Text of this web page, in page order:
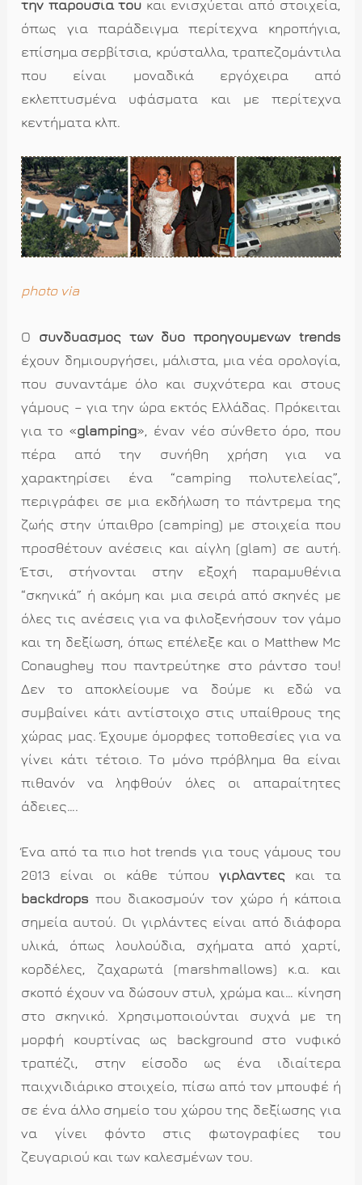
την παρουσία του και ενισχύεται από στοιχεία,
όπως για παράδειγμα περίτεχνα κηροπήγια,
επίσημα σερβίτσια, κρύσταλλα, τραπεζομάντιλα
που είναι μοναδικά εργόχειρα από
εκλεπτυσμένα υφάσματα και με περίτεχνα
κεντήματα κλπ.
photo via
Ο συνδυασμός των δύο προηγούμενων trends
έχουν δημιουργήσει, μάλιστα, μια νέα ορολογία,
που συναντάμε όλο και συχνότερα και στους
γάμους – για την ώρα εκτός Ελλάδας. Πρόκειται
για το «glamping», έναν νέο σύνθετο όρο, που
πέρα από την συνήθη χρήση για να
χαρακτηρίσει ένα “camping πολυτελείας”,
περιγράφει σε μια εκδήλωση το πάντρεμα της
ζωής στην ύπαιθρο (camping) με στοιχεία που
προσθέτουν ανέσεις και αίγλη (glam) σε αυτή.
Έτσι, στήνονται στην εξοχή παραμυθένια
“σκηνικά” ή ακόμη και μια σειρά από σκηνές με
όλες τις ανέσεις για να φιλοξενήσουν τον γάμο
και τη δεξίωση, όπως επέλεξε και ο Matthew Mc
Conaughey που παντρεύτηκε στο ράντσο του!
Δεν το αποκλείουμε να δούμε κι εδώ να
συμβαίνει κάτι αντίστοιχο στις υπαίθρους της
χώρας μας. Έχουμε όμορφες τοποθεσίες για να
γίνει κάτι τέτοιο. Το μόνο πρόβλημα θα είναι
πιθανόν να ληφθούν όλες οι απαραίτητες
άδειες….
Ένα από τα πιο hot trends για τους γάμους του
2013 είναι οι κάθε τύπου γιρλάντεςκαι τα
backdrops που διακοσμούν τον χώρο ή κάποια
σημεία αυτού. Οι γιρλάντες είναι από διάφορα
υλικά, όπως λουλούδια, σχήματα από χαρτί,
κορδέλες, ζαχαρωτά (marshmallows) κ.α. και
σκοπό έχουν να δώσουν στυλ, χρώμα και… κίνηση
στο σκηνικό. Χρησιμοποιούνται συχνά με τη
μορφή κουρτίνας ως background στο νυφικό
τραπέζι, στην είσοδο ως ένα ιδιαίτερα
παιχνιδιάρικο στοιχείο, πίσω από τον μπουφέ ή
σε ένα άλλο σημείο του χώρου της δεξίωσης για
να γίνει φόντο στις φωτογραφίες του
ζευγαριού και των καλεσμένων του.